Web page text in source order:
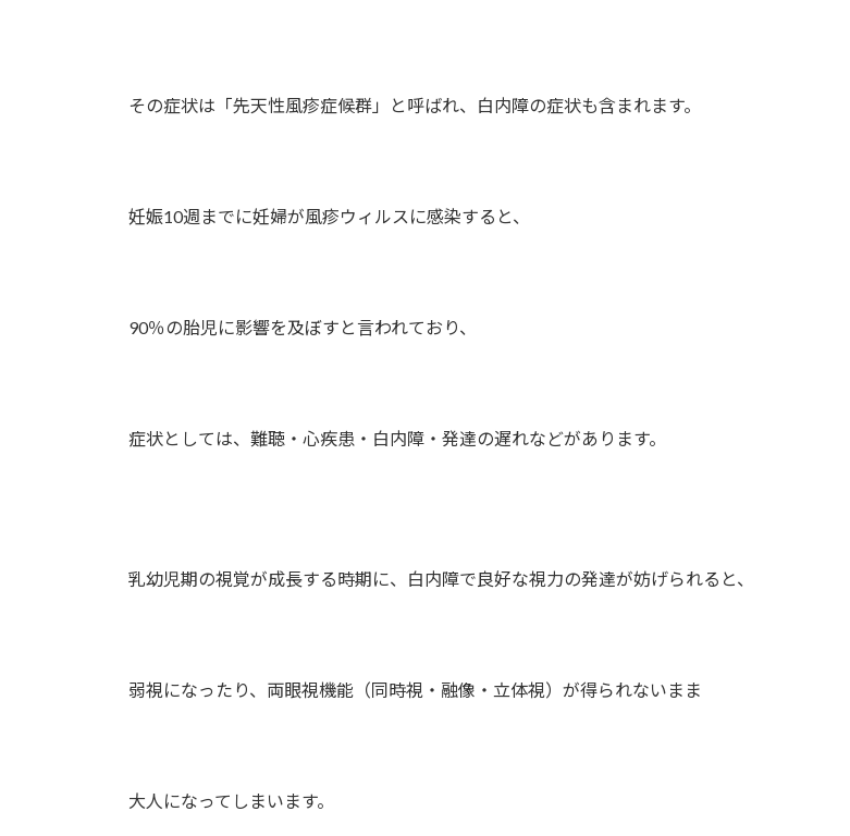
その症状は「先天性風疹症候群」と呼ばれ、白内障の症状も含まれます。
妊娠10週までに妊婦が風疹ウィルスに感染すると、
90％の胎児に影響を及ぼすと言われており、
症状としては、難聴・心疾患・白内障・発達の遅れなどがあります。
乳幼児期の視覚が成長する時期に、白内障で良好な視力の発達が妨げられると、
弱視になったり、両眼視機能（同時視・融像・立体視）が得られないまま
大人になってしまいます。